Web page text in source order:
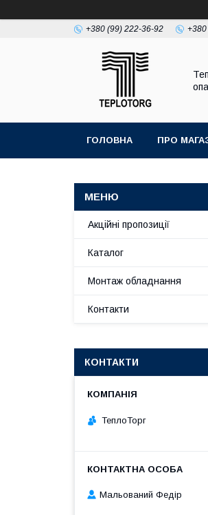
+380 (99) 222-36-92
ГОЛОВНА ПРО
Акційні пропозиції
Каталог
Монтаж обладнання
Контакти
КОНТАКТИ
ТеплоТорг
Мальований Федір